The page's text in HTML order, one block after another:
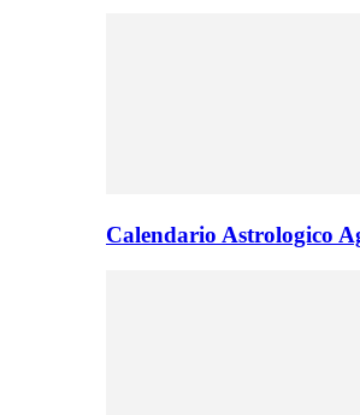
Calendario Astrologico